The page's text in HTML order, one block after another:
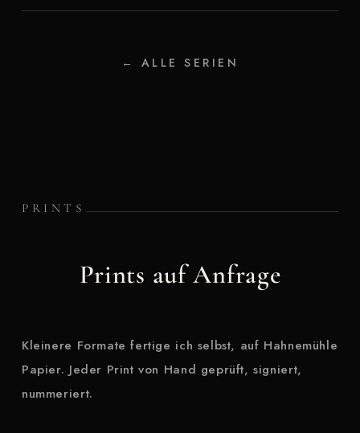
← ALLE SERIEN
PRINTS
Prints auf Anfrage
Kleinere Formate fertige ich selbst, auf Hahnemühle
Papier. Jeder Print von Hand geprüft, signiert,
nummeriert.